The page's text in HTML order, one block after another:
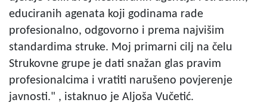
educiranih agenata koji godinama rade
profesionalno, odgovorno i prema najvišim
standardima struke. Moj primarni cilj na čelu
Strukovne grupe je dati snažan glas pravim
profesionalcima i vratiti narušeno povjerenje
javnosti." , istaknuo je Aljoša Vučetić.